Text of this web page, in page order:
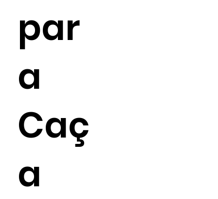
par
a
Caç
a